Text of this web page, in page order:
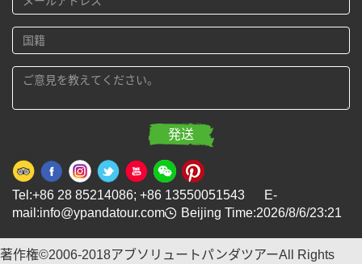
Tel:+86 28 85214086; +86 13550051543 E-
mail:info@ypandatour.com
Beijing Time:2026/8/6/23:21
著作権©2006-2018アブソリュートパンダツアーAll Rights